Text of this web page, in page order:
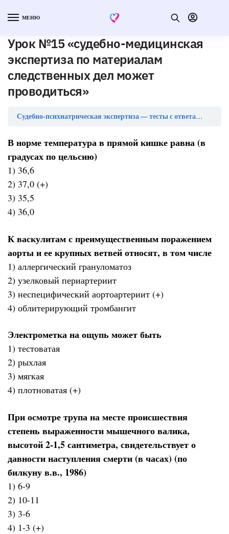
МЕНЮ
Урок №15 «судебно-медицинская
экспертиза по материалам
следственных дел может
проводиться»
Судебно-психиатрическая экспертиза — тесты с ответами
В норме температура в прямой кишке равна (в
градусах по цельсию)
1) 36,6
2) 37,0 (+)
3) 35,5
4) 36,0
К васкулитам с преимущественным поражением
аорты и ее крупных ветвей относят, в том числе
1) аллергический грануломатоз
2) узелковый периартериит
3) неспецифический аортоартериит (+)
4) облитерирующий тромбангит
Электрометка на ощупь может быть
1) тестоватая
2) рыхлая
3) мягкая
4) плотноватая (+)
При осмотре трупа на месте происшествия
степень выраженности мышечного валика,
высотой 2-1,5 сантиметра, свидетельствует о
давности наступления смерти (в часах) (по
билкуну в.в., 1986)
1) 6-9
2) 10-11
3) 3-6
4) 1-3 (+)